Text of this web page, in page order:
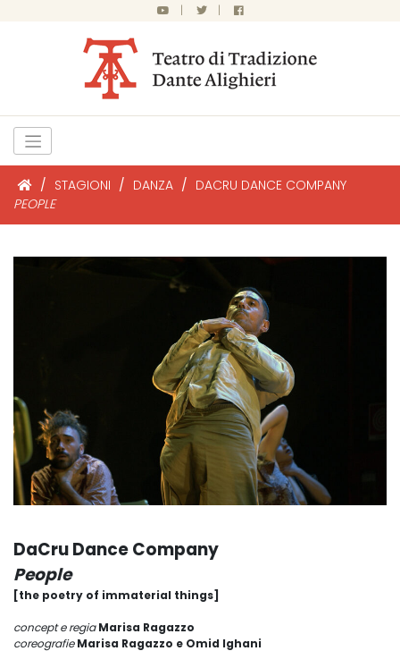
| |
/ STAGIONI / DANZA / DACRU DANCE COMPANY
PEOPLE
DaCru Dance Company
People
[the poetry of immaterial things]
concept e regia Marisa Ragazzo
coreografie Marisa Ragazzo e Omid Ighani